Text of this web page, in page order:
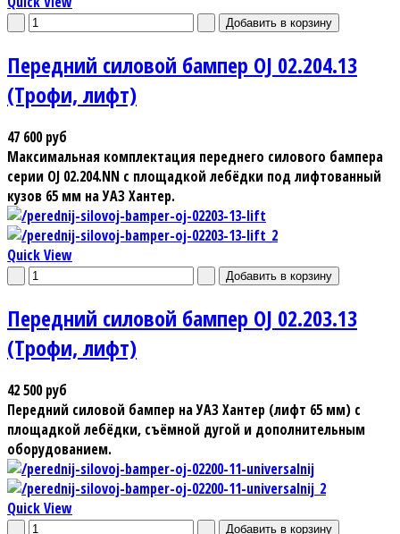
Передний силовой бампер OJ 02.204.13
(Трофи, лифт)
47 600 руб
Максимальная комплектация переднего силового бампера
серии OJ 02.204.NN с площадкой лебёдки под лифтованный
кузов 65 мм на УАЗ Хантер.
Quick View
Передний силовой бампер OJ 02.203.13
(Трофи, лифт)
42 500 руб
Передний силовой бампер на УАЗ Хантер (лифт 65 мм) с
площадкой лебёдки, съёмной дугой и дополнительным
оборудованием.
Quick View